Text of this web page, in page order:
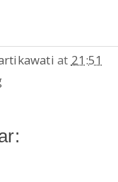
at 21:51